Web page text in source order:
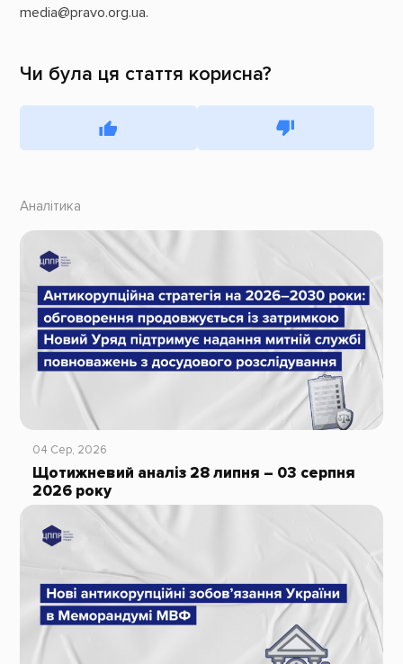
media@pravo.org.ua.
Чи була ця стаття корисна?
Аналітика
04 Сер, 2026
Щотижневий аналіз 28 липня – 03 серпня
2026 року